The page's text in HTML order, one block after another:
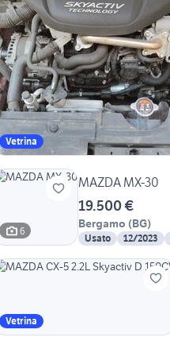
Vetrina
6
MAZDA MX-30
19.500 €
Bergamo (BG)
Usato 12/2023
Vetrina